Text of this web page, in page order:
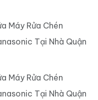
Máy Rửa Chén
Tại Nhà Quận
Máy Rửa Chén
Tại Nhà Quận